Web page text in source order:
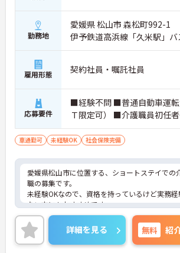
勤務地
愛媛県 松山市 森松町992-1
伊予鉄道高浜線「久米駅」
雇用形態 契約社員・嘱託社員
応募要件
■経験不問 ■普通自動車運転
Ｔ限定可） ■介護職員初任
車通勤可 未経験OK 社会保険完備
愛媛県松山市に位置する、ショートステイでの
職の募集です。
未経験OKなので、資格を持っているけど実務経
ない方にもおすすめです。
無料駐車場ありで、マイカー通勤がらくらくで
す。
ご興味のある方は、面接ポイントをお伝えしま
でお気軽にご連絡ください。
詳細を見る 無料 紹